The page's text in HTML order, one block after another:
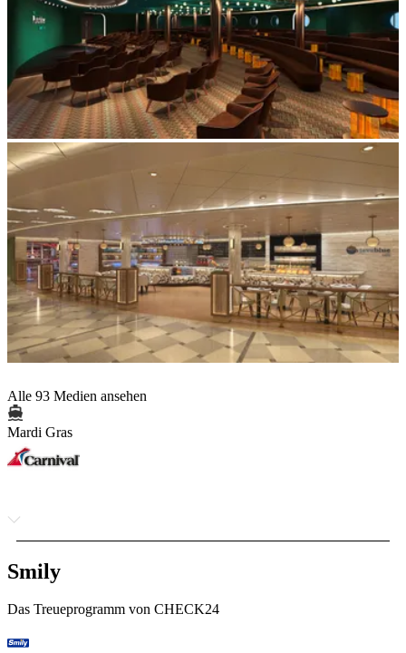
Alle 93 Medien ansehen
Mardi Gras
Smily
Das Treueprogramm von CHECK24